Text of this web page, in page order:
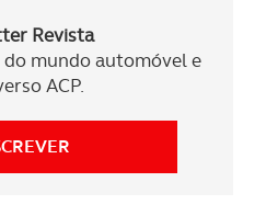
Revista
do mundo automóvel e
ACP.